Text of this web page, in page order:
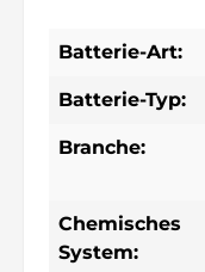
Batterie-Art:
Batterie-Typ:
Branche:
Chemisches
System: